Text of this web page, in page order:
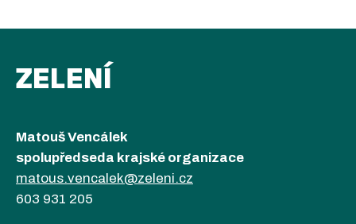
ZELENÍ
Matouš Vencálek
spolupředseda krajské organizace
matous.vencalek@zeleni.cz
603 931 205